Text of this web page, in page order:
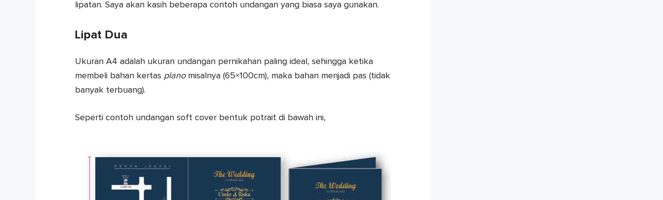
lipatan. Saya akan kasih beberapa contoh undangan yang biasa saya gunakan.
Lipat Dua
Ukuran A4 adalah ukuran undangan pernikahan paling ideal, sehingga ketika
membeli bahan kertas planomisalnya (65×100cm), maka bahan menjadi pas (tidak
banyak terbuang).
Seperti contoh undangan soft cover bentuk potrait di bawah ini,